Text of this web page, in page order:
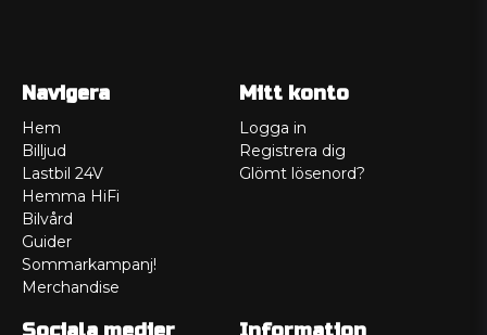
Navigera
Hem
Billjud
Lastbil 24V
Hemma HiFi
Bilvård
Guider
Sommarkampanj!
Merchandise
Mitt konto
Logga in
Registrera dig
Glömt lösenord?